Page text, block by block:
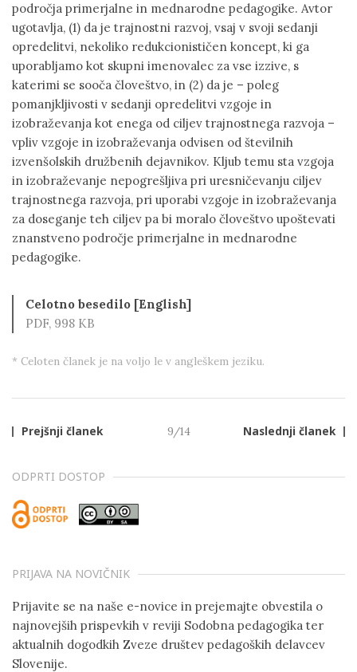
področja primerjalne in mednarodne pedagogike. Avtor
ugotavlja, (1) da je trajnostni razvoj, vsaj v svoji sedanji
opredelitvi, nekoliko redukcionističen koncept, ki ga
uporabljamo kot skupni imenovalec za vse izzive, s
katerimi se sooča človeštvo, in (2) da je – poleg
pomanjkljivosti v sedanji opredelitvi vzgoje in
izobraževanja kot enega od ciljev trajnostnega razvoja –
vpliv vzgoje in izobraževanja odvisen od številnih
izvenšolskih družbenih dejavnikov. Kljub temu sta vzgoja
in izobraževanje nepogrešljiva pri uresničevanju ciljev
trajnostnega razvoja, pri uporabi vzgoje in izobraževanja
za doseganje teh ciljev pa bi moralo človeštvo upoštevati
znanstveno področje primerjalne in mednarodne
pedagogike.
Celotno besedilo [English]
PDF, 998 KB
* Celoten članek je na voljo le v angleškem jeziku.
Prejšnji članek Naslednji članek
9/14
ODPRTI DOSTOP
PRIJAVA NA NOVIČNIK
Prijavite se na naše e-novice in prejemajte obvestila o
najnovejših prispevkih v reviji Sodobna pedagogika ter
aktualnih dogodkih Zveze društev pedagoških delavcev
Slovenije.